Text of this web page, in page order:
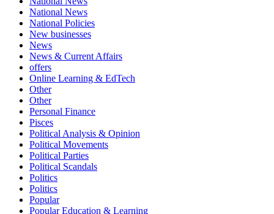
National News
National Policies
New businesses
News
News & Current Affairs
offers
Online Learning & EdTech
Other
Other
Personal Finance
Pisces
Political Analysis & Opinion
Political Movements
Political Parties
Political Scandals
Politics
Politics
Popular
Popular Education & Learning